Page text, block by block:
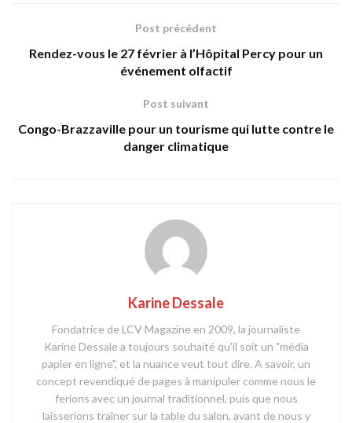
Post précédent
Rendez-vous le 27 février à l’Hôpital Percy pour un
événement olfactif
Post suivant
Congo-Brazzaville pour un tourisme qui lutte contre le
danger climatique
Karine Dessale
Fondatrice de LCV Magazine en 2009, la journaliste
Karine Dessale a toujours souhaité qu'il soit un "média
papier en ligne", et la nuance veut tout dire. A savoir, un
concept revendiqué de pages à manipuler comme nous le
ferions avec un journal traditionnel, puis que nous
laisserions traîner sur la table du salon, avant de nous y